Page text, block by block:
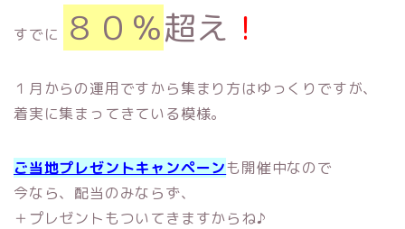
すでに ８０％超え ！
１月からの運用ですから集まり方はゆっくりですが、
着実に集まってきている模様。
ご当地プレゼントキャンペーンも開催中なので
今なら、配当のみならず、
＋プレゼントもついてきますからね♪